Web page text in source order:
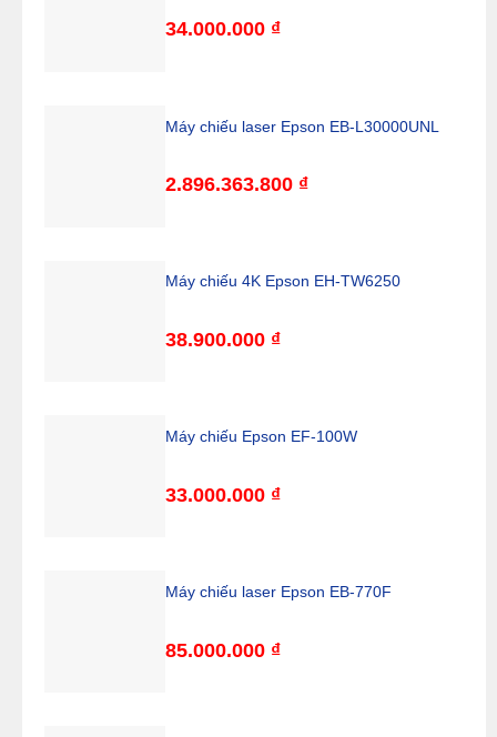
34.000.000 ₫
Máy chiếu laser Epson EB-L30000UNL
2.896.363.800 ₫
Máy chiếu 4K Epson EH-TW6250
38.900.000 ₫
Máy chiếu Epson EF-100W
33.000.000 ₫
Máy chiếu laser Epson EB-770F
85.000.000 ₫